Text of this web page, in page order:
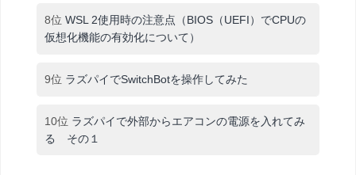
8位 WSL 2使用時の注意点（BIOS（UEFI）でCPUの
仮想化機能の有効化について）
9位 ラズパイでSwitchBotを操作してみた
10位 ラズパイで外部からエアコンの電源を入れてみ
る その１